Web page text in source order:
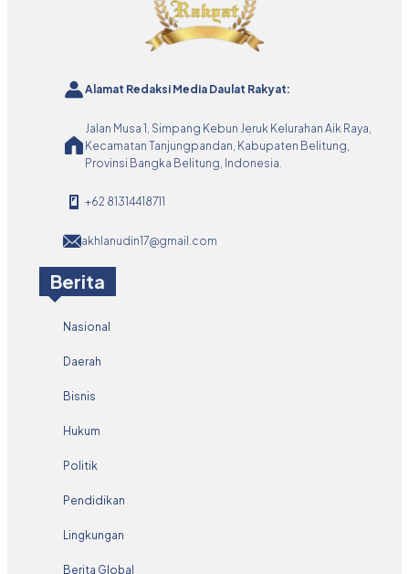
Alamat Redaksi Media Daulat Rakyat:
Jalan Musa 1, Simpang Kebun Jeruk Kelurahan Aik Raya,
Kecamatan Tanjungpandan, Kabupaten Belitung,
Provinsi Bangka Belitung, Indonesia.
+62 81314418711
akhlanudin17@gmail.com
Berita
Nasional
Daerah
Bisnis
Hukum
Politik
Pendidikan
Lingkungan
Berita Global